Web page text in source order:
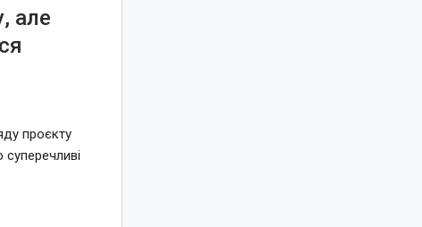
але
проєкту